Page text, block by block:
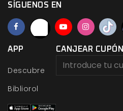
SÍGUENOS EN
APP
Descubre
Bibliorol
CANJEAR CUPÓN